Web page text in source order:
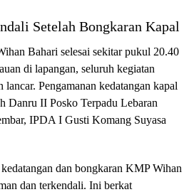
Setelah Bongkaran Kapal
Bahari selesai sekitar pukul 20.40
di lapangan, seluruh kegiatan
lancar. Pengamanan kedatangan kapal
Danru II Posko Terpadu Lebaran
IPDA I Gusti Komang Suyasa
dan bongkaran KMP Wihan
dan terkendali. Ini berkat